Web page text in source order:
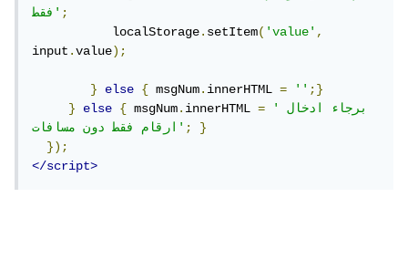
فقط';
           localStorage
.setItem('value',
input.value);
} else { msgNum.innerHTML = '';}
}
else { msgNum.innerHTML =
'برجاء ادخال
ارقام فقط دون مسافات';
}
});
</script>